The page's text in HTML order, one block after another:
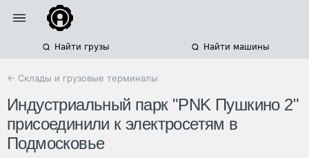
Найти грузы Найти машины
← Склады и грузовые терминалы
Индустриальный парк "PNK Пушкино 2"
присоединили к электросетям в
Подмосковье